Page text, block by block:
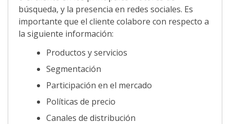
búsqueda, y la presencia en redes sociales. Es
importante que el cliente colabore con respecto a
la siguiente información:
Productos y servicios
Segmentación
Participación en el mercado
Políticas de precio
Canales de distribución